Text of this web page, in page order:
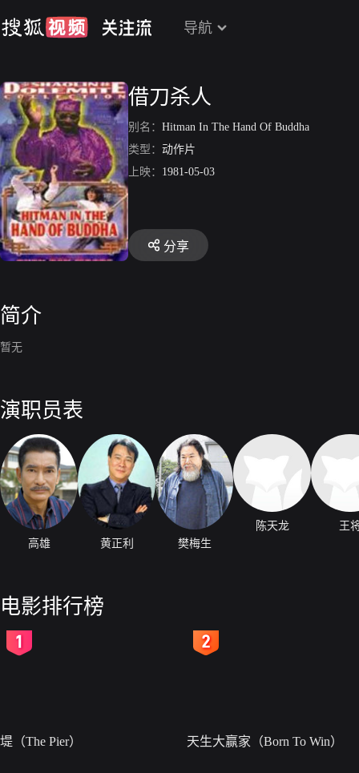
导航
借刀杀人
别名： Hitman In The Hand Of Buddha
类型： 动作片
上映： 1981-05-03
分享
简介
暂无
演职员表
高雄 黄正利 樊梅生
陈天龙 王
电影排行榜
堤（The Pier） 天生大赢家（Born To Win）